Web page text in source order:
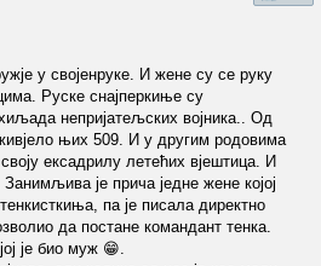
у својенруке. И жене су се руку
Руске снајперкиње су
непријатељских војника.. Од
њих 509. И у другим родовима
ексадрилу летећих вјештица. И
је прича једне жене којој
па је писала директно
да постане командант тенка.
је био муж 😁.